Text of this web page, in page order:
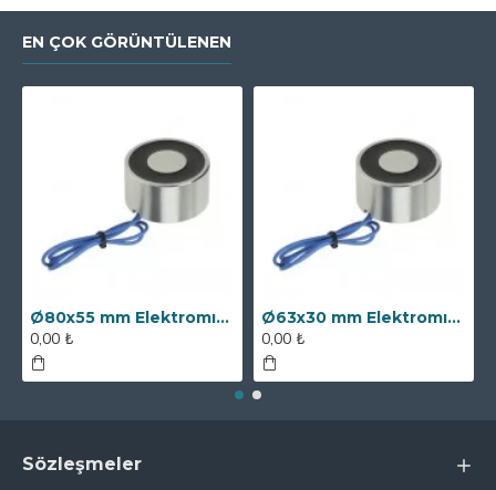
EN ÇOK GÖRÜNTÜLENEN
Ø80x55 mm Elektromıknatıs - 250 kg Çekim Gücü
0,00 ₺
Ø63x30 mm Elektromıknatıs - 100 kg Çekim Gücü
0,00 ₺
Sözleşmeler